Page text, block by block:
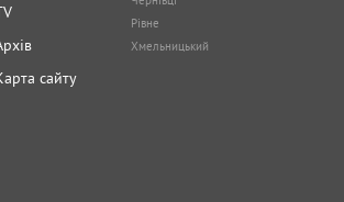
сайту
Рівне
Хмельницький